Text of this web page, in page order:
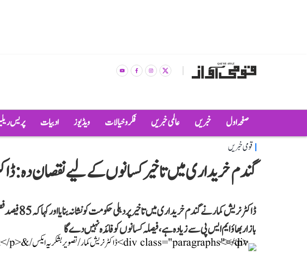
صفحہ اول خبریں عالمی خبریں فکر و خیالات ویڈیوز ادبیات پریس
قومی خبریں
گندم خریداری میں تاخیر کسانوں کے لیے نقصان دہ:
ڈاکٹر نریش
بازار بھاؤ ایم ایس پی سے زیادہ ہے، فیصلہ کسانوں کو فائدہ نہیں دے گا